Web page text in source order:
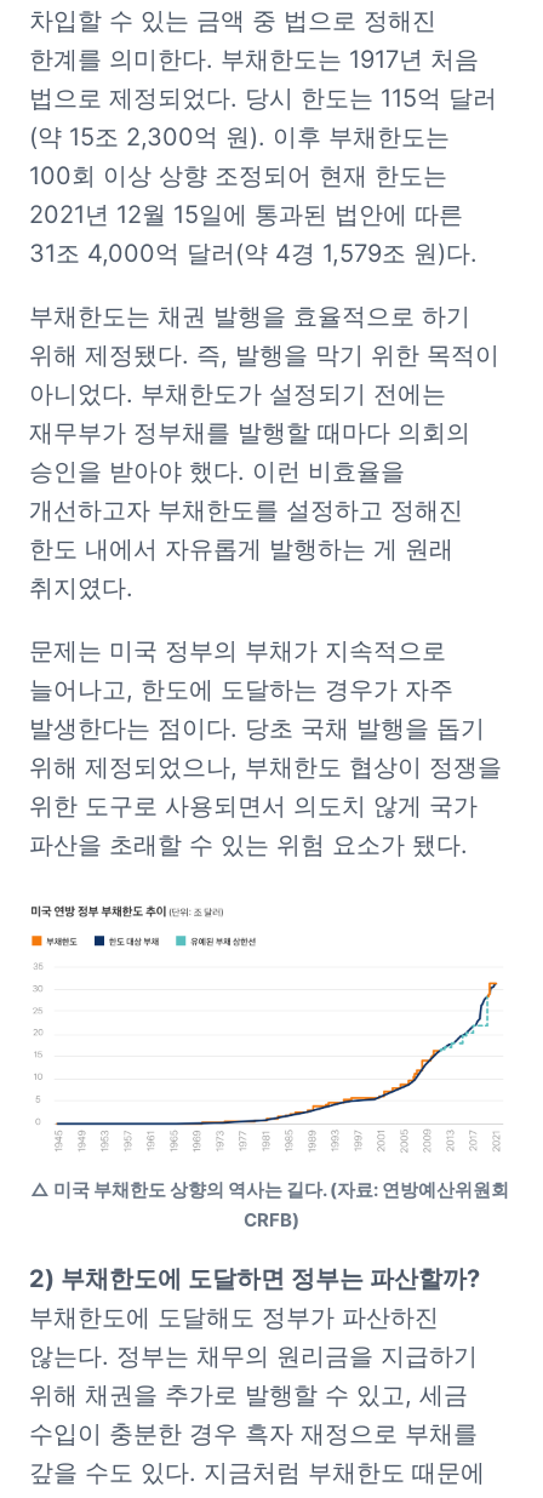
차입할 수 있는 금액 중 법으로 정해진
한계를 의미한다. 부채한도는 1917년 처음
법으로 제정되었다. 당시 한도는 115억 달러
(약 15조 2,300억 원). 이후 부채한도는
100회 이상 상향 조정되어 현재 한도는
2021년 12월 15일에 통과된 법안에 따른
31조 4,000억 달러(약 4경 1,579조 원)다.
부채한도는 채권 발행을 효율적으로 하기
위해 제정됐다. 즉, 발행을 막기 위한 목적이
아니었다. 부채한도가 설정되기 전에는
재무부가 정부채를 발행할 때마다 의회의
승인을 받아야 했다. 이런 비효율을
개선하고자 부채한도를 설정하고 정해진
한도 내에서 자유롭게 발행하는 게 원래
취지였다.
문제는 미국 정부의 부채가 지속적으로
늘어나고, 한도에 도달하는 경우가 자주
발생한다는 점이다. 당초 국채 발행을 돕기
위해 제정되었으나, 부채한도 협상이 정쟁을
위한 도구로 사용되면서 의도치 않게 국가
파산을 초래할 수 있는 위험 요소가 됐다.
△ 미국 부채한도 상향의 역사는 길다. (자료: 연방예산위원회
CRFB)
부채한도에 도달해도 정부가 파산하진
않는다. 정부는 채무의 원리금을 지급하기
위해 채권을 추가로 발행할 수 있고, 세금
수입이 충분한 경우 흑자 재정으로 부채를
갚을 수도 있다. 지금처럼 부채한도 때문에